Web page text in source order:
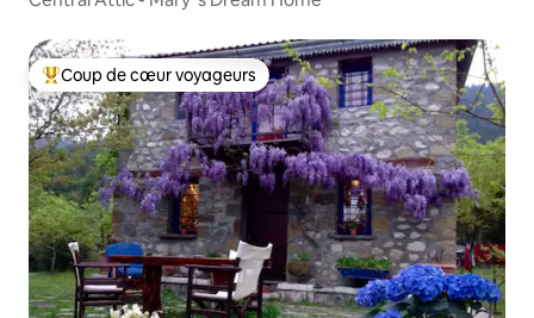
Coups de cœur voyageurs les plus appréciés
Coup de cœur voyageurs